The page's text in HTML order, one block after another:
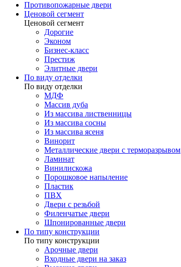
Противопожарные двери
Ценовой сегмент
Ценовой сегмент
Дорогие
Эконом
Бизнес-класс
Престиж
Элитные двери
По виду отделки
По виду отделки
МДФ
Массив дуба
Из массива лиственницы
Из массива сосны
Из массива ясеня
Винорит
Металлические двери с терморазрывом
Ламинат
Винилискожа
Порошковое напыление
Пластик
ПВХ
Двери с резьбой
Филенчатые двери
Шпонированные двери
По типу конструкции
По типу конструкции
Арочные двери
Входные двери на заказ